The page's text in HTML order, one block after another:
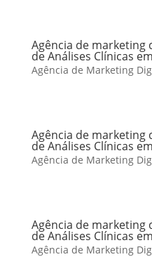
Agência de
de Análises Clínicas
Agência de Marketing
Agência de
de Análises Clínicas
Agência de Marketing
Agência de
de Análises Clínicas
Agência de Marketing